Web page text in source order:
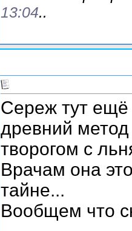
13:04..
Сереж тут
древний
творогом с
Врачам она
тайне...
Вообщем что